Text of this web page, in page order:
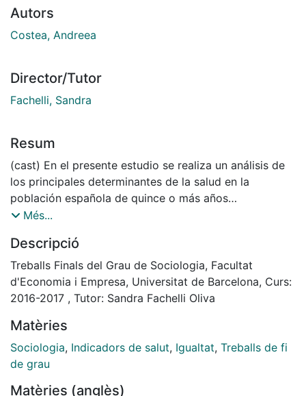
Autors
Costea, Andreea
Director/Tutor
Fachelli, Sandra
Resum
(cast) En el presente estudio se realiza un análisis de
los principales determinantes de la salud en la
población española de quince o más años
diferenciando por sexos, con el objetivo de descubrir
necesidad de descubrir qué perfiles presentan mayor
vulnerabilidad a tener un peor estado de salud según
varias características sociodemográficas, como la
edad, la clase social, el nivel educativo logrado o la
grandes bloques que hacen referencia a las
enfermedades y el estado de salud, los hábitos de
vida y el uso de servicios sanitarios. Asimismo, se
Més...
Descripció
Treballs Finals del Grau de Sociologia, Facultat
d'Economia i Empresa, Universitat de Barcelona, Curs:
2016-2017 , Tutor: Sandra Fachelli Oliva
Matèries
Sociologia, Indicadors de salut, Igualtat, Treballs de fi
de grau
Matèries (anglès)